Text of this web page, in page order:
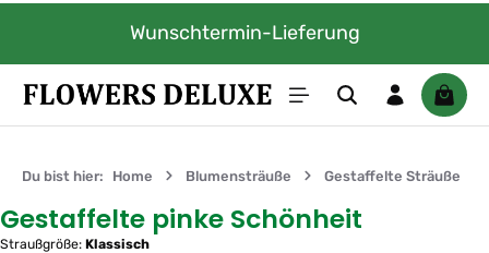
Zum Hauptinhalt springenWunschtermin-Lieferung
Du bist hier: Home Blumensträuße Gestaffelte Sträuße
Gestaffelte pinke Schönheit
Straußgröße: Klassisch